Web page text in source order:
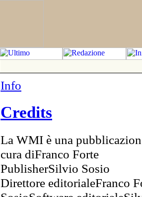
Info
Credits
La WMI è una
cura diFranco Forte
PublisherSilvio Sosio
Direttore editorialeFranco